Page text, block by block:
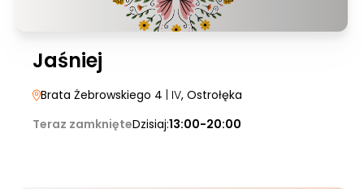
Jaśniej
Brata Żebrowskiego 4 | IV, Ostrołęka
Teraz zamknięteDzisiaj:13:00-20:00